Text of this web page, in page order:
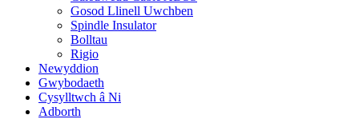
Gosod Llinell Uwchben
Spindle Insulator
Bolltau
Rigio
Newyddion
Gwybodaeth
Cysylltwch â Ni
Adborth